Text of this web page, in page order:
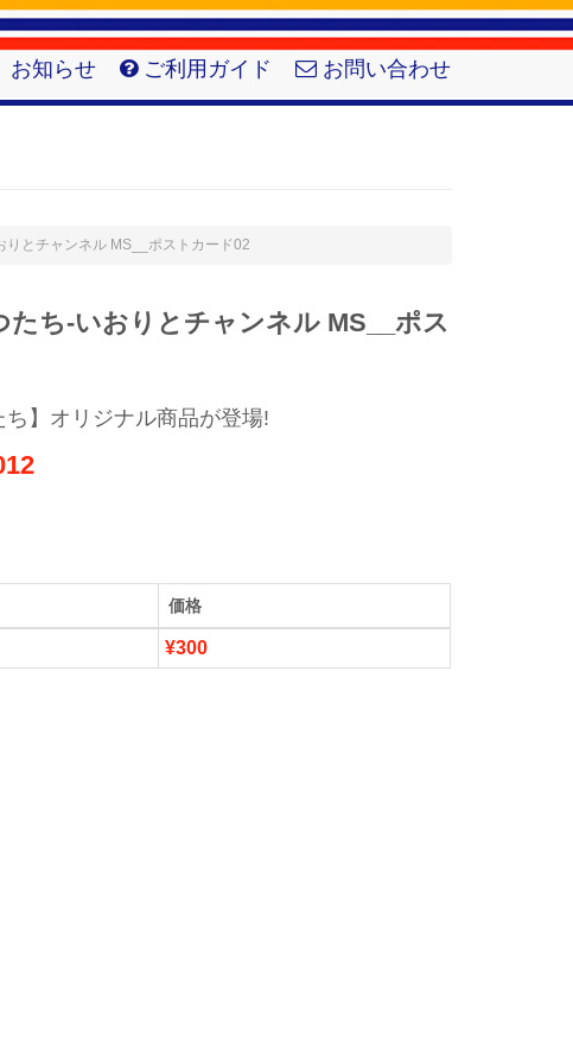
お知らせ ご利用ガイド お問い合わせ
とチャンネル MS__ポストカード02
ち-いおりとチャンネル MS__ポス
ち】オリジナル商品が登場!
価格
¥300